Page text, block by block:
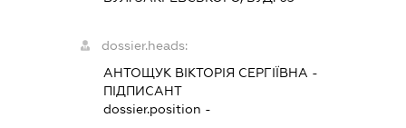
dossier.heads:
АНТОЩУК ВІКТОРІЯ СЕРГІЇВНА -
ПІДПИСАНТ
dossier.position -